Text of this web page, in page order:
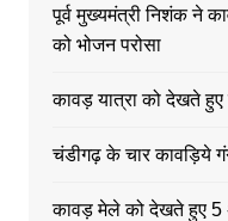
पूर्व मुख्यमंत्री निशंक ने
को भोजन परोसा
कावड़ यात्रा को देखते हुए
चंडीगढ़ के चार कावड़िये
कावड़ मेले को देखते हुए 5